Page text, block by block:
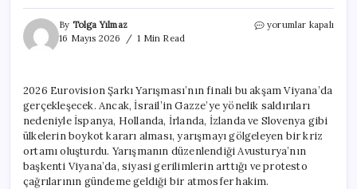
By Tolga Yılmaz
16 Mayıs 2026
1 Min Read
2026
Ortamı:
Boykotlar,
İddialar
ve
Protestolar
için
yorumlar kapalı
2026 Eurovision Şarkı Yarışması’nın finali bu akşam Viyana’da
gerçekleşecek. Ancak, İsrail’in Gazze’ye yönelik saldırıları
nedeniyle İspanya, Hollanda, İrlanda, İzlanda ve Slovenya gibi
ülkelerin boykot kararı alması, yarışmayı gölgeleyen bir kriz
ortamı oluşturdu. Yarışmanın düzenlendiği Avusturya’nın
başkenti Viyana’da, siyasi gerilimlerin arttığı ve protesto
çağrılarının gündeme geldiği bir atmosfer hakim.